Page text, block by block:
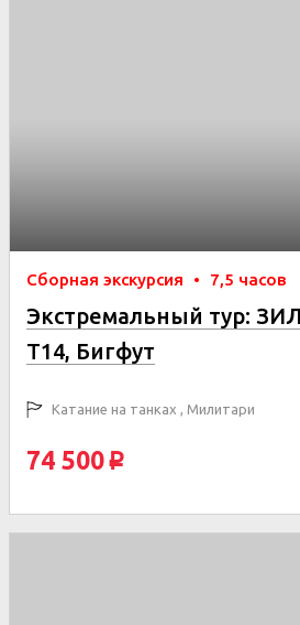
Сборная экскурсия • 7,5 часов
Экстремальный тур:
Т14, Бигфут
Катание на танках , Милитари
74 500 p